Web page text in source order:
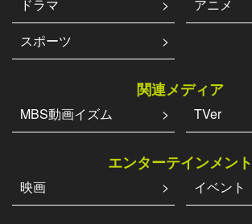
ドラマ
アニメ
スポーツ
関連メディア
MBS動画イズム TVer
エンターテインメント
映画 イベント